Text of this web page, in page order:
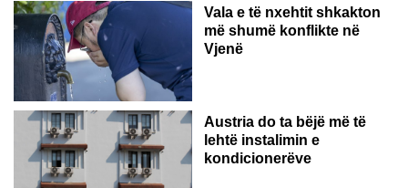
Vala e të nxehtit shkakton
më shumë konflikte në
Vjenë
Austria do ta bëjë më të
lehtë instalimin e
kondicionerëve